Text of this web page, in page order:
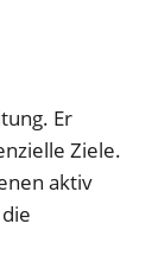
Er
Ziele.
aktiv